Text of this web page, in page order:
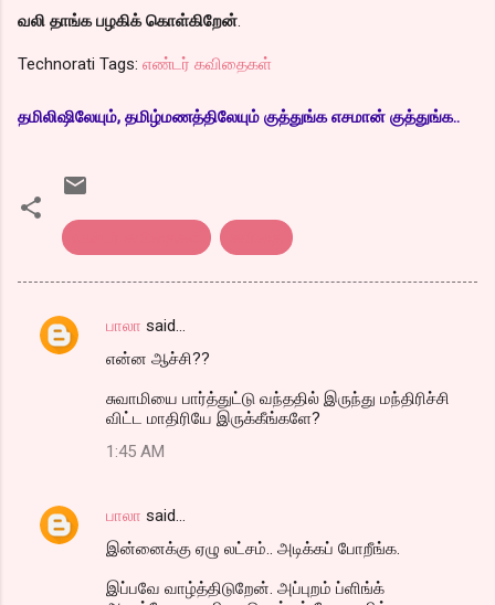
வலி தாங்க பழகிக் கொள்கிறேன்
Technorati Tags: எண்டர் கவிதைகள்
தமிலிஷிலேயும், தமிழ்மணத்திலேயும் குத்துங்க எசமான் குத்துங்க..
C
t
பாலா said…
என்ன ஆச்சி??
சுவாமியை பார்த்துட்டு வந்ததில் இருந்து மந்திரிச்சி
விட்ட மாதிரியே இருக்கீங்களே?
1:45 AM
பாலா said…
இன்னைக்கு ஏழு லட்சம்.. அடிக்கப் போறீங்க.
இப்பவே வாழ்த்திடுறேன். அப்புறம் ப்ளிங்க்